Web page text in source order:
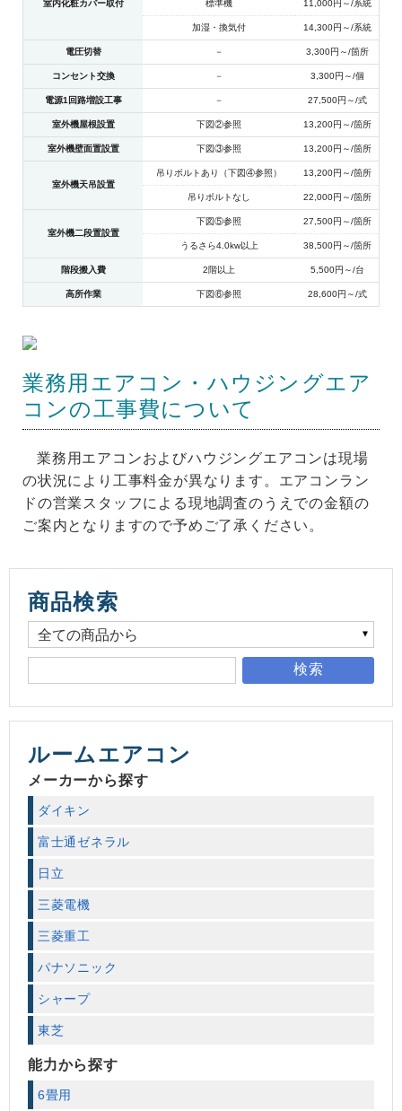
室内化粧カバー取付 標準機 11,000円～/系統
加湿・換気付 14,300円～/系統
電圧切替 － 3,300円～/箇所
コンセント交換 － 3,300円～/個
電源1回路増設工事 － 27,500円～/式
室外機屋根設置 下図②参照 13,200円～/箇所
室外機壁面置設置 下図③参照 13,200円～/箇所
室外機天吊設置
吊りボルトあり（下図④参照） 13,200円～/箇所
吊りボルトなし 22,000円～/箇所
室外機二段置設置
下図⑤参照 27,500円～/箇所
うるさら4.0kw以上 38,500円～/箇所
階段搬入費 2階以上 5,500円～/台
高所作業 下図⑥参照 28,600円～/式
業務用エアコン・ハウジングエア
コンの工事費について
業務用エアコンおよびハウジングエアコンは現場
の状況により工事料金が異なります。エアコンラン
ドの営業スタッフによる現地調査のうえでの金額の
ご案内となりますので予めご了承ください。
商品検索
検索
ルームエアコン
メーカーから探す
ダイキン
富士通ゼネラル
日立
三菱電機
三菱重工
パナソニック
シャープ
東芝
能力から探す
6畳用